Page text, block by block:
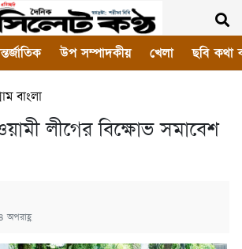
উপ সম্পাদকীয় খেলা ছবি কথা
বাংলা
লীগের বিক্ষোভ সমাবেশ